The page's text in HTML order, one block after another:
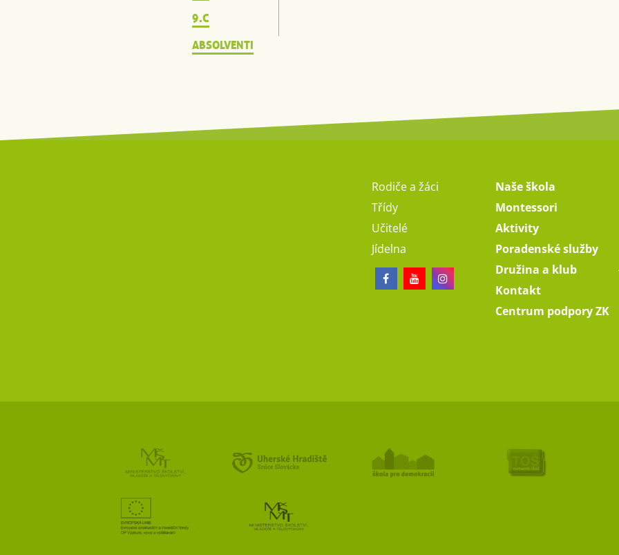
9.C
ABSOLVENTI
Rodiče a žáci
Třídy
Učitelé
Jídelna
Naše škola
Montessori
Aktivity
Poradenské služby
Družina a klub
Kontakt
Centrum podpory ZK